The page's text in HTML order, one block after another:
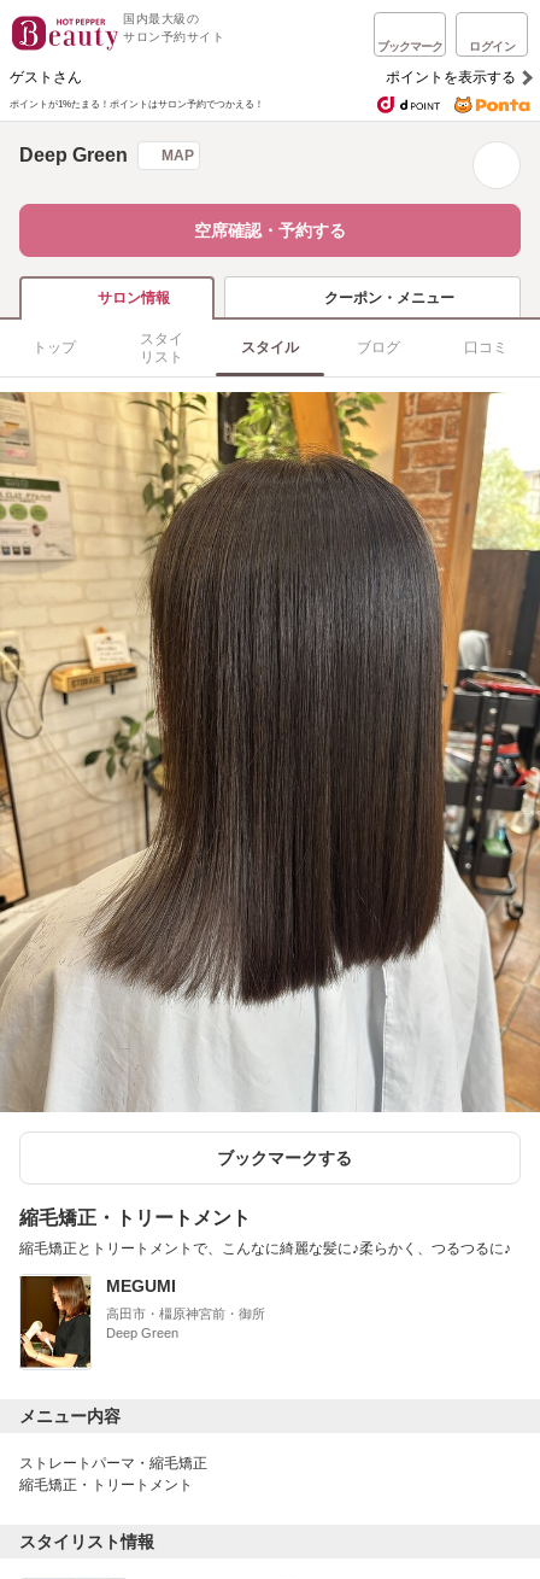
国内最大級の
サロン予約サイト
ブックマーク ログイン
ゲストさん ポイントを表示する
ポイントが1%たまる！ ポイントはサロン予約でつかえる！
Deep Green MAP
空席確認・予約する
サロン情報 クーポン・メニュー
トップ
スタイ
リスト
スタイル ブログ 口コミ
ブックマークする
縮毛矯正・トリートメント
縮毛矯正とトリートメントで、こんなに綺麗な髪に♪柔らかく、つるつるに♪
MEGUMI
高田市・橿原神宮前・御所
Deep Green
メニュー内容
ストレートパーマ・縮毛矯正
縮毛矯正・トリートメント
スタイリスト情報